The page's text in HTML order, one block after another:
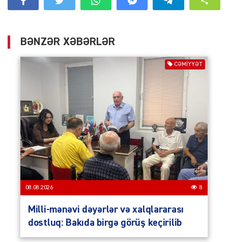
BƏNZƏR XƏBƏRLƏR
CƏMIYYƏT
08.08.2026 8
Milli-mənəvi dəyərlər və xalqlararası
dostluq: Bakıda birgə görüş keçirilib